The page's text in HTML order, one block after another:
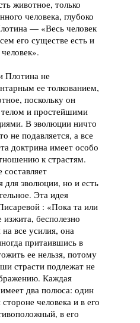
животное, только
человека, глубоко
— «Весь человек
его существе есть и
Плотина не
ее толкованием,
поскольку он
и простейшими
В эволюции ничто
не подавляется, а все
доктрина имеет особо
к страстям.
составляет
для эволюции, но и есть
Эта идея
: «Пока та или
изжита, бесполезно
все усилия, она
притаившись в
ее нельзя, потому
страсти подлежат не
Каждая
имеет два полюса: один
человека и в его
в его